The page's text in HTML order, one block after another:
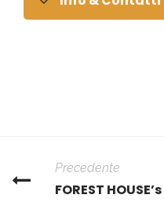
Precedente
FOREST